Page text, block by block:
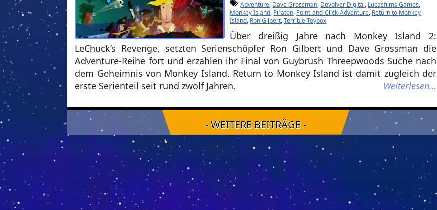
Adventure, Dave Grossman, Devolver Digital, Lucasfilms Games,
Monkey Island, Piraten, Point-and-Click-Adventure, Return to Monkey
Island, Ron Gilbert,Terrible Toybox
Über dreißig Jahre nach Monkey Island 2:
LeChuck’s Revenge, setzten Serienschöpfer Ron Gilbert und Dave Grossman die
Adventure-Reihe fort und erzählen ihr Final von Guybrush Threepwoods Suche nach
dem Geheimnis von Monkey Island. Return to Monkey Island ist damit zugleich der
erste Serienteil seit rund zwölf Jahren.
Weiterlesen…
- WEITERE BEITRÄGE -